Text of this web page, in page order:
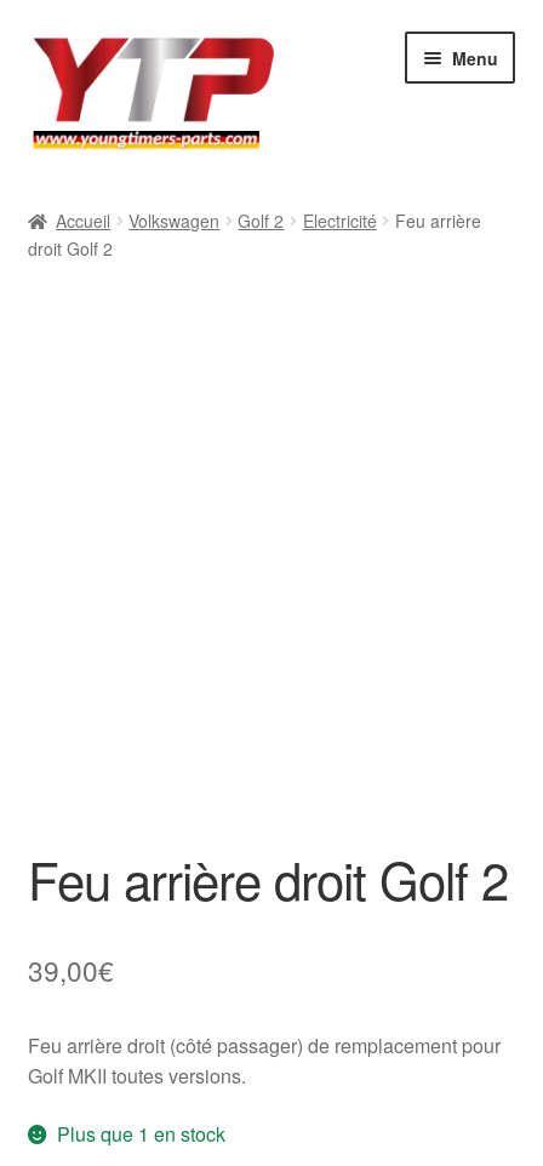
Aller
navigation
Aller
contenu
Menu
BMW
Accueil Volkswagen Golf 2 Electricité
Feu arrière
droit Golf 2
Feu arrière droit Golf 2
39,00€
Feu arrière droit (côté passager) de remplacement pour
Golf MKII toutes versions.
Plus que 1 en stock